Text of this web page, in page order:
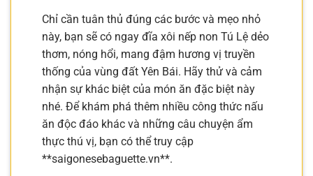
Chỉ cần tuân thủ đúng các bước và mẹo nhỏ
này, bạn sẽ có ngay đĩa xôi nếp non Tú Lệ dẻo
thơm, nóng hổi, mang đậm hương vị truyền
thống của vùng đất Yên Bái. Hãy thử và cảm
nhận sự khác biệt của món ăn đặc biệt này
nhé. Để khám phá thêm nhiều công thức nấu
ăn độc đáo khác và những câu chuyện ẩm
thực thú vị, bạn có thể truy cập
**saigonesebaguette.vn**.